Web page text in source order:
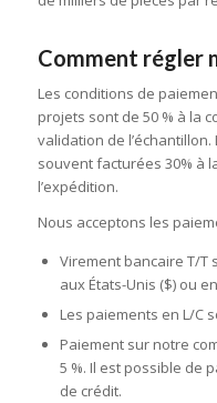
Comment régler
Les conditions de
projets sont de 50 % à la
validation de
souvent facturées 30% à
l’expédition.
Nous acceptons les
Virement bancaire T/T
aux États-Unis ($) ou
Les paiements en L/C
Paiement sur notre
5 %. Il est possible de
de crédit.